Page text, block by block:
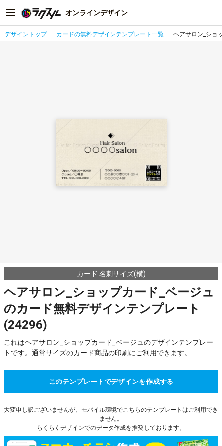
オンラインデザイン
デザイントップ カードの無料デザインテンプレート一覧 ヘアサロン_ショ
カード 名刺サイズ(横)
ヘアサロン_ショップカード_ベージュ
のカード無料デザインテンプレート
(24296)
これはヘアサロン_ショップカード_ベージュのデザインテンプレー
トです。通常サイズのカード商品の印刷にご利用できます。
このテンプレートでデザインを作成する
大変申し訳ございませんが、モバイル環境でこちらのテンプレートはご利用でき
ません。
らくらくデザインでのデータ作成を推奨しております。